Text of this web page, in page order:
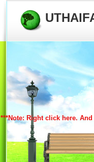
***Note: Right click here.